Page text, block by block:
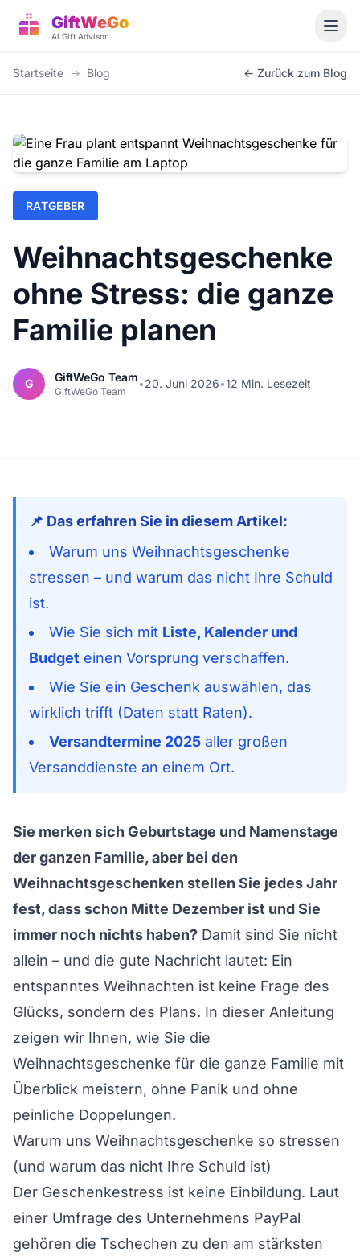
GiftWeGo
AI Gift Advisor
Startseite → Blog ← Zurück zum Blog
RATGEBER
Weihnachtsgeschenke
ohne Stress: die ganze
Familie planen
G GiftWeGo Team
GiftWeGo Team
•20. Juni 2026•12 Min. Lesezeit
📌 Das erfahren Sie in diesem Artikel:
Warum uns Weihnachtsgeschenke
stressen – und warum das nicht Ihre Schuld
ist.
Wie Sie sich mit Liste, Kalender und
Budget einen Vorsprung verschaffen.
Wie Sie ein Geschenk auswählen, das
wirklich trifft (Daten statt Raten).
Versandtermine 2025 aller großen
Versanddienste an einem Ort.
Sie merken sich Geburtstage und Namenstage
der ganzen Familie, aber bei den
Weihnachtsgeschenken stellen Sie jedes Jahr
fest, dass schon Mitte Dezember ist und Sie
immer noch nichts haben? Damit sind Sie nicht
allein – und die gute Nachricht lautet: Ein
entspanntes Weihnachten ist keine Frage des
Glücks, sondern des Plans. In dieser Anleitung
zeigen wir Ihnen, wie Sie die
Weihnachtsgeschenke für die ganze Familie mit
Überblick meistern, ohne Panik und ohne
peinliche Doppelungen.
Warum uns Weihnachtsgeschenke so stressen
(und warum das nicht Ihre Schuld ist)
Der Geschenkestress ist keine Einbildung. Laut
einer Umfrage des Unternehmens PayPal
gehören die Tschechen zu den am stärksten